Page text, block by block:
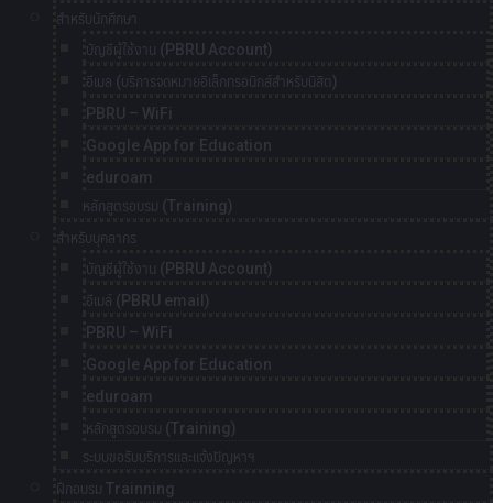
สำหรับนักศึกษา
บัญชีผู้ใช้งาน (PBRU Account)
อีเมล (บริการจดหมายอิเล็กทรอนิกส์สำหรับนิสิต)
PBRU – WiFi
Google App for Education
eduroam
หลักสูตรอบรม (Training)
สำหรับบุคลากร
บัญชีผู้ใช้งาน (PBRU Account)
อีเมล์ (PBRU email)
PBRU – WiFi
Google App for Education
eduroam
หลักสูตรอบรม (Training)
ระบบขอรับบริการและแจ้งปัญหาฯ
ฝึกอบรม Trainning